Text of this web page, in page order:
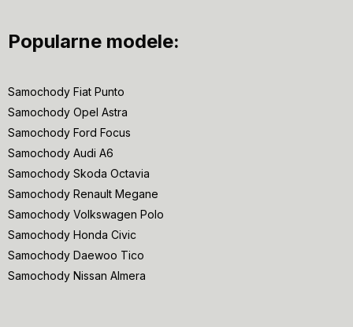
Popularne modele:
Samochody Fiat Punto
Samochody Opel Astra
Samochody Ford Focus
Samochody Audi A6
Samochody Skoda Octavia
Samochody Renault Megane
Samochody Volkswagen Polo
Samochody Honda Civic
Samochody Daewoo Tico
Samochody Nissan Almera